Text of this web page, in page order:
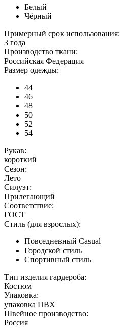
Белый
Чёрный
Примерный срок использования:
3 года
Производство ткани:
Российская Федерация
Размер одежды:
44
46
48
50
52
54
Рукав:
короткий
Сезон:
Лето
Силуэт:
Прилегающий
Соответствие:
ГОСТ
Стиль (для взрослых):
Повседневный Casual
Городской стиль
Спортивный стиль
Тип изделия гардероба:
Костюм
Упаковка:
упаковка ПВХ
Швейное производство:
Россия